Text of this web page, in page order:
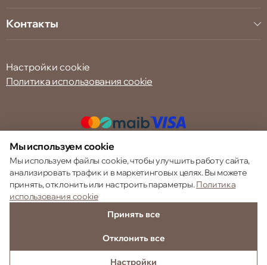
Контакты
Настройки cookie
Политика использования cookie
© 2013 – 2026 ECOM
Мы используем cookie
Мы используем файлы cookie, чтобы улучшить работу сайта,
анализировать трафик и в маркетинговых целях. Вы можете
принять, отклонить или настроить параметры.Политика
использования cookie
Принять все
Отклонить все
Настройки